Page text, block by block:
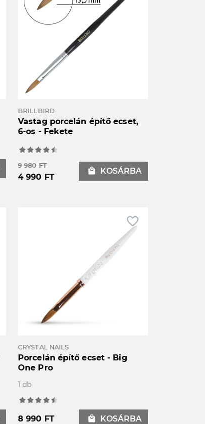
BRILLBIRD
Vastag porcelán építő ecset,
6-os - Fekete
9 980 FT
4 990 FT
local_mall KOSÁRBA
favorite_border
CRYSTAL NAILS
Porcelán építő ecset - Big
One Pro
1 db
8 990 FT local_mall KOSÁRBA